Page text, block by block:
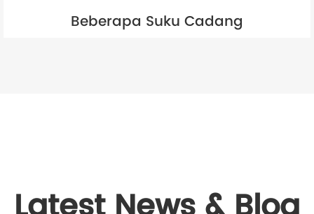
Beberapa Suku Cadang